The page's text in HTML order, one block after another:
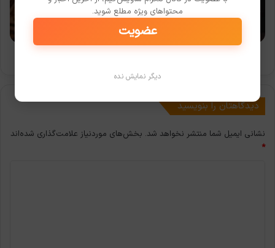
می‌کند
دیدگاهتان را بنویسید
نشانی ایمیل شما منتشر نخواهد شد. بخش‌های موردنیاز علامت‌گذاری شده‌اند
*
محتواهای ویژه مطلع شوید.
عضویت
دیگر نمایش نده